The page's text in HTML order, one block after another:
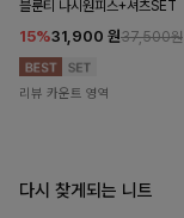
블룬티 나시원피스+셔츠SET
15%31,900 원37,500원
리뷰 카운트 영역
다시 찾게되는 니트